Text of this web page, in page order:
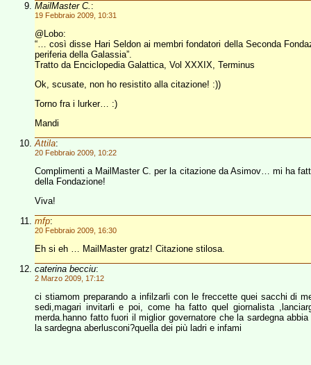
MailMaster C. :
19 Febbraio 2009, 10:31
@Lobo:
“… così disse Hari Seldon ai membri fondatori della Seconda
periferia della Galassia”.
Tratto da Enciclopedia Galattica, Vol XXXIX, Terminus
Ok, scusate, non ho resistito alla citazione! :))
Torno fra i lurker… :)
Mandi
Attila:
20 Febbraio 2009, 10:22
Complimenti a MailMaster C. per la citazione da Asimov… mi ha
della Fondazione!
Viva!
mfp:
20 Febbraio 2009, 16:30
Eh si eh … MailMaster gratz! Citazione stilosa.
caterina becciu:
2 Marzo 2009, 17:12
ci stiamom preparando a infilzarli con le freccette quei sacchi di
sedi,magari invitarli e poi, come ha fatto quel giornalista
merda.hanno fatto fuori il miglior governatore che la sardegna
la sardegna aberlusconi?quella dei più ladri e infami